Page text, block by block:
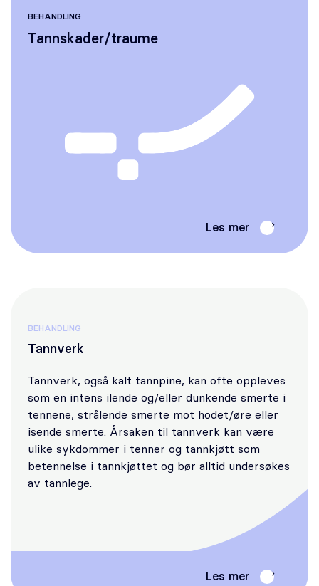
BEHANDLING
Tannskader/traume
Les mer
BEHANDLING
Tannverk
Tannverk, også kalt tannpine, kan ofte oppleves
som en intens ilende og/eller dunkende smerte i
tennene, strålende smerte mot hodet/øre eller
isende smerte. Årsaken til tannverk kan være
ulike sykdommer i tenner og tannkjøtt som
betennelse i tannkjøttet og bør alltid undersøkes
av tannlege.
Les mer